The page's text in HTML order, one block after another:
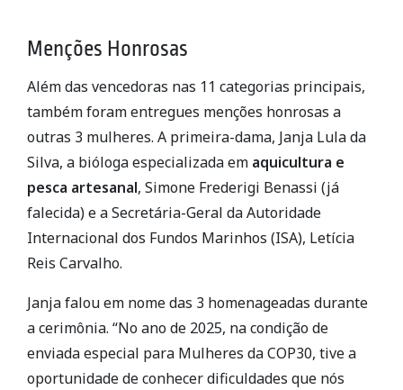
Menções Honrosas
Além das vencedoras nas 11 categorias principais,
também foram entregues menções honrosas a
outras 3 mulheres. A primeira-dama, Janja Lula da
Silva, a bióloga especializada em aquicultura e
pesca artesanal, Simone Frederigi Benassi (já
falecida) e a Secretária-Geral da Autoridade
Internacional dos Fundos Marinhos (ISA), Letícia
Reis Carvalho.
Janja falou em nome das 3 homenageadas durante
a cerimônia. “No ano de 2025, na condição de
enviada especial para Mulheres da COP30, tive a
oportunidade de conhecer dificuldades que nós